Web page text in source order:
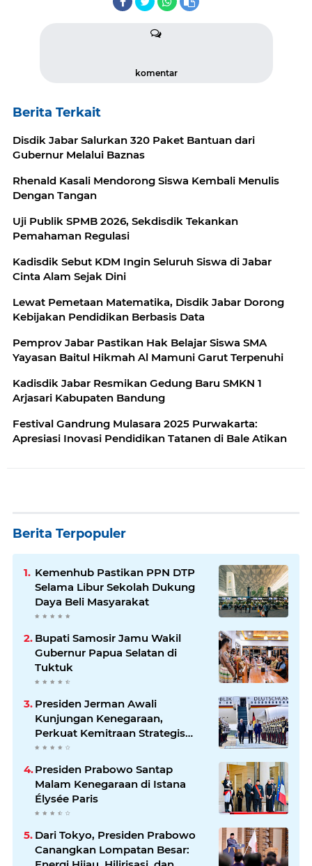
komentar
Berita Terkait
Disdik Jabar Salurkan 320 Paket Bantuan dari
Gubernur Melalui Baznas
Rhenald Kasali Mendorong Siswa Kembali Menulis
Dengan Tangan
Uji Publik SPMB 2026, Sekdisdik Tekankan
Pemahaman Regulasi
Kadisdik Sebut KDM Ingin Seluruh Siswa di Jabar
Cinta Alam Sejak Dini
Lewat Pemetaan Matematika, Disdik Jabar Dorong
Kebijakan Pendidikan Berbasis Data
Pemprov Jabar Pastikan Hak Belajar Siswa SMA
Yayasan Baitul Hikmah Al Mamuni Garut Terpenuhi
Kadisdik Jabar Resmikan Gedung Baru SMKN 1
Arjasari Kabupaten Bandung
Festival Gandrung Mulasara 2025 Purwakarta:
Apresiasi Inovasi Pendidikan Tatanen di Bale Atikan
Berita Terpopuler
Kemenhub Pastikan PPN DTP
Selama Libur Sekolah Dukung
Daya Beli Masyarakat
Bupati Samosir Jamu Wakil
Gubernur Papua Selatan di
Tuktuk
Presiden Jerman Awali
Kunjungan Kenegaraan,
Perkuat Kemitraan Strategis
Indonesia–Jerman
Presiden Prabowo Santap
Malam Kenegaraan di Istana
Élysée Paris
Dari Tokyo, Presiden Prabowo
Canangkan Lompatan Besar: